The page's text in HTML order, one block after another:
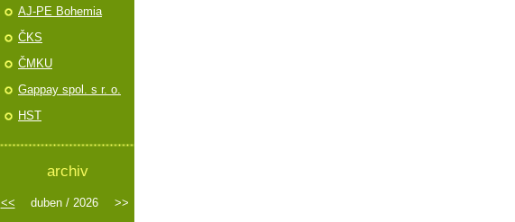
AJ-PE Bohemia
ČKS
ČMKU
Gappay spol. s r. o.
HST
archiv
<< duben / 2026 >>